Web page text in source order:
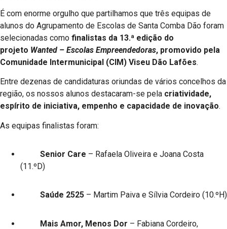
É com enorme orgulho que partilhamos que três equipas de
alunos do Agrupamento de Escolas de Santa Comba Dão foram
selecionadas como finalistas da 13.ª edição do
projeto Wanted – Escolas Empreendedoras, promovido pela
Comunidade Intermunicipal (CIM) Viseu Dão Lafões.
Entre dezenas de candidaturas oriundas de vários concelhos da
região, os nossos alunos destacaram-se pela criatividade,
espírito de iniciativa, empenho e capacidade de inovação.
As equipas finalistas foram:
Senior Care – Rafaela Oliveira e Joana Costa
(11.ºD)
Saúde 2525 – Martim Paiva e Sílvia Cordeiro (10.ºH)
Mais Amor, Menos Dor – Fabiana Cordeiro,